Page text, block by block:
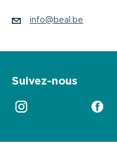
info@beal.be
Suivez-nous